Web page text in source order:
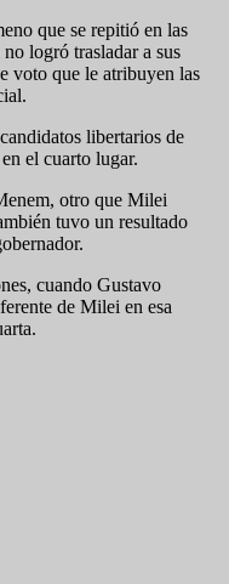
que se repitió en las
logró trasladar a sus
voto que le atribuyen las
libertarios de
el cuarto lugar.
otro que Milei
tuvo un resultado
cuando Gustavo
de Milei en esa